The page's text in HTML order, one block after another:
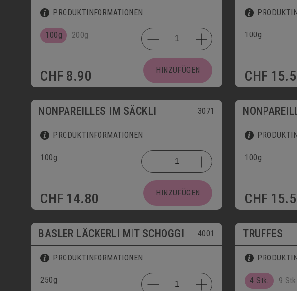
PRODUKTINFORMATIONEN
100g 200g
CHF 8.90 HINZUFÜGEN
100g
CHF
NONPAREILLES IM SÄCKLI 3071
PRODUKTINFORMATIONEN
100g
CHF 14.80 HINZUFÜGEN
100g
CHF
BASLER LÄCKERLI MIT SCHOGGI 4001
PRODUKTINFORMATIONEN
250g
TRUFFES
4 Stk. 9 Stk.